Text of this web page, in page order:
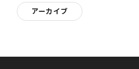
アーカイブ